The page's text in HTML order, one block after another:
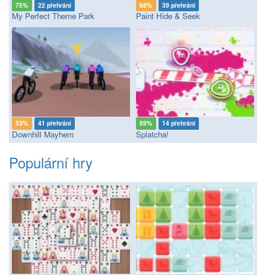
75% 22 přehrání
My Perfect Theme Park
68% 39 přehrání
Paint Hide & Seek
53% 41 přehrání
Downhill Mayhem
89% 14 přehrání
Splatcha!
Populární hry